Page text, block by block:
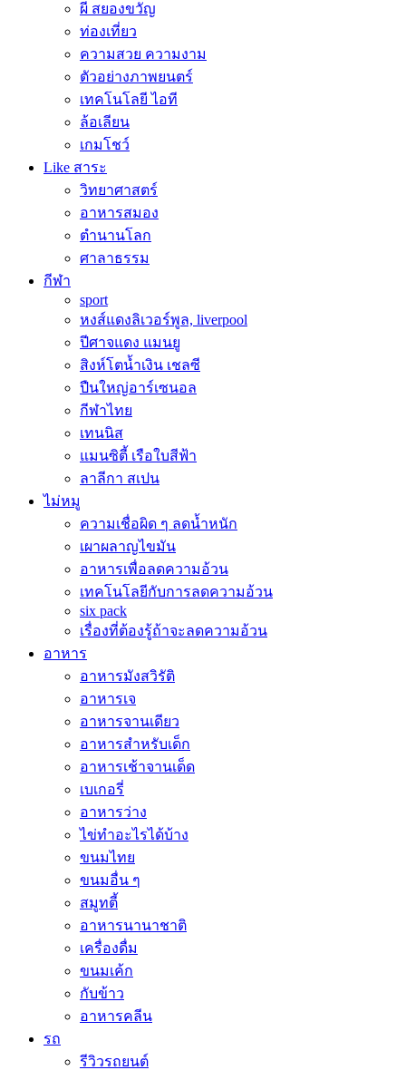
ผี สยองขวัญ
ท่องเที่ยว
ความสวย ความงาม
ตัวอย่างภาพยนตร์
เทคโนโลยี ไอที
ล้อเลียน
เกมโชว์
Like สาระ
วิทยาศาสตร์
อาหารสมอง
ตำนานโลก
ศาลาธรรม
กีฬา
sport
หงส์แดงลิเวอร์พูล, liverpool
ปีศาจแดง แมนยู
สิงห์โตน้ำเงิน เชลซี
ปืนใหญ่อาร์เซนอล
กีฬาไทย
เทนนิส
แมนซิตี้ เรือใบสีฟ้า
ลาลีกา สเปน
ไม่หมู
ความเชื่อผิด ๆ ลดน้ำหนัก
เผาผลาญไขมัน
อาหารเพื่อลดความอ้วน
เทคโนโลยีกับการลดความอ้วน
six pack
เรื่องที่ต้องรู้ถ้าจะลดความอ้วน
อาหาร
อาหารมังสวิรัติ
อาหารเจ
อาหารจานเดียว
อาหารสำหรับเด็ก
อาหารเช้าจานเด็ด
เบเกอรี่
อาหารว่าง
ไข่ทำอะไรได้บ้าง
ขนมไทย
ขนมอื่น ๆ
สมูทตี้
อาหารนานาชาติ
เครื่องดื่ม
ขนมเค้ก
กับข้าว
อาหารคลีน
รถ
รีวิวรถยนต์